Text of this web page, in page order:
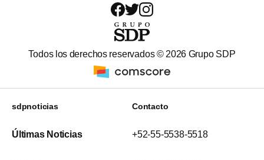
Todos los derechos reservados © 2026 Grupo SDP
sdpnoticias
Últimas Noticias
Contacto
+52-55-5538-5518